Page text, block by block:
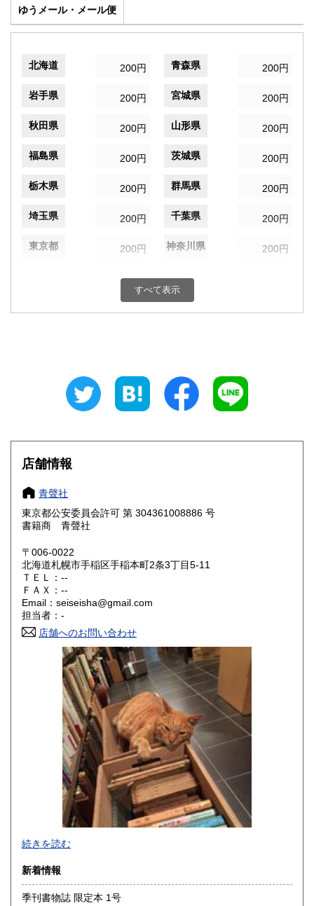
ゆうメール・メール便
北海道 200円 青森県 200円
岩手県 200円 宮城県 200円
秋田県 200円 山形県 200円
福島県 200円 茨城県 200円
栃木県 200円 群馬県 200円
埼玉県 200円 千葉県 200円
東京都 200円 神奈川県 200円
200円 富山県
200円 三重県
大阪府
奈良県
鳥取県 200円 島根県
岡山県
山口県
香川県
高知県 200円
200円 長崎県
200円 大分県
200円 鹿児島県
200円
すべて表示
店舗情報
青聲社
東京都公安委員会許可 第 304361008886 号
書籍商 青聲社
〒006-0022
北海道札幌市手稲区手稲本町2条3丁目5-11
ＴＥＬ：--
ＦＡＸ：--
Email：seiseisha@gmail.com
担当者：-
店舗へのお問い合わせ
事務所営業です(店舗はございません)。
て管理しており、登録住所にはございません。また電話、ハ
ガキ、FAXでのご注文、ご質問等はお受けできません。ご了
承ください。
続きを読む
新着情報
季刊書物誌 限定本 1号